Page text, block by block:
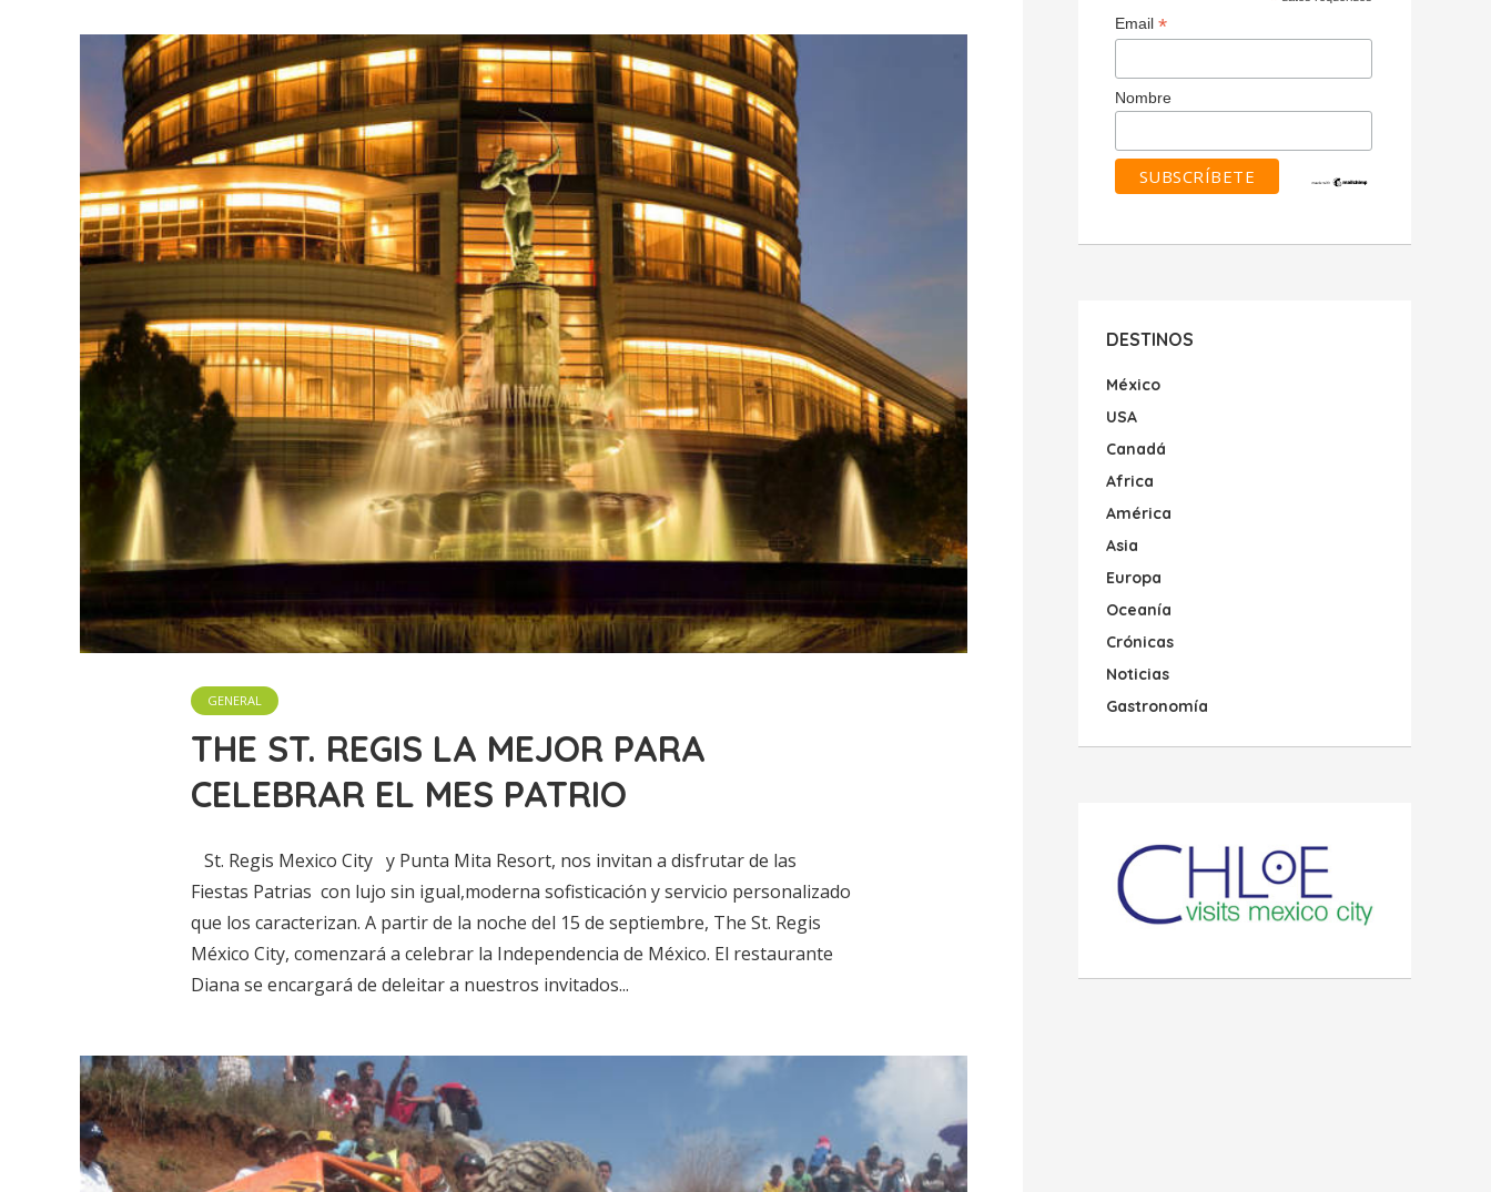
GENERAL
THE ST. REGIS LA MEJOR PARA
CELEBRAR EL MES PATRIO
St. Regis Mexico City y Punta Mita Resort, nos invitan a disfrutar de las
Fiestas Patrias con lujo sin igual,moderna sofisticación y servicio personalizado
que los caracterizan. A partir de la noche del 15 de septiembre, The St. Regis
México City, comenzará a celebrar la Independencia de México. El restaurante
Diana se encargará de deleitar a nuestros invitados...
Email *
Nombre
DESTINOS
México
USA
Canadá
Africa
América
Asia
Europa
Oceanía
Crónicas
Noticias
Gastronomía